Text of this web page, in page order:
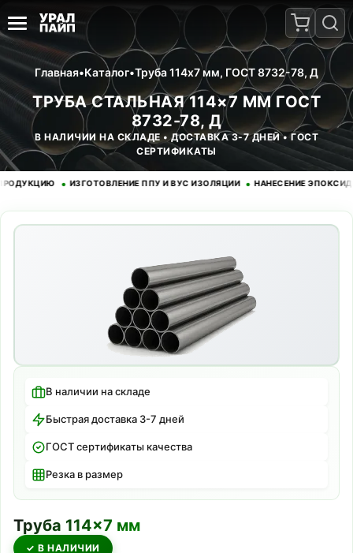
Главная•Каталог•Труба 114x7 мм, ГОСТ 8732-78, Д
ТРУБА СТАЛЬНАЯ 114×7 ММ ГОСТ
8732-78, Д
В НАЛИЧИИ НА СКЛАДЕ • ДОСТАВКА 3-7 ДНЕЙ • ГОСТ
СЕРТИФИКАТЫ
• ИЗГОТОВЛЕНИЕ ППУ И ВУС ИЗОЛЯЦИИ • НАНЕСЕНИЕ
В наличии на складе
Быстрая доставка 3-7 дней
ГОСТ сертификаты качества
Резка в размер
Труба 114×7 мм
✓ В НАЛИЧИИ